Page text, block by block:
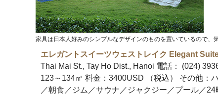
家具は日本人好みのシンプルなデザインのものを置いているので、
エレガントスイーツウェストレイク Elegant
Thai Mai St., Tay Ho Dist., Hanoi 電話： (024)
123～134㎡ 料金：3400USD （税込） その他：
／朝食／ジム／サウナ／ジャクジー／プール／